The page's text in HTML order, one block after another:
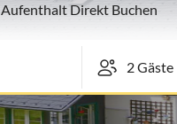
Aufenthalt Direkt Buchen